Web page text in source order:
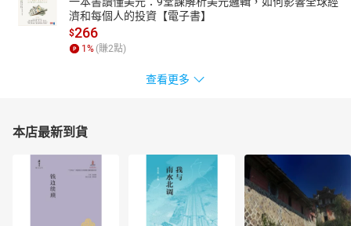
濟和每個人的投資【電子書】
$266
1 % (賺2點)
查看更多
本店最新到貨